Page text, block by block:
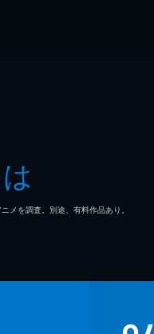
を調査。別途、有料作品あり。